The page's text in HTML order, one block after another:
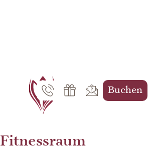
Buchen
Fitnessraum